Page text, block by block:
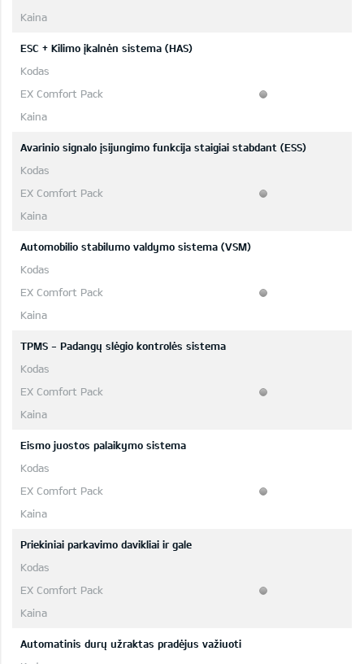
ESC + Kilimo įkalnėn sistema (HAS)
Avarinio signalo įsijungimo funkcija staigiai stabdant (ESS)
Automobilio stabilumo valdymo sistema (VSM)
TPMS - Padangų slėgio kontrolės sistema
Eismo juostos palaikymo sistema
Priekiniai parkavimo davikliai ir gale
Automatinis durų užraktas pradėjus važiuoti